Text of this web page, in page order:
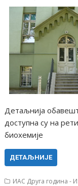
Детаљнија
доступна су
биохемије
ДЕТАЉНИЈЕ
ИАС Друга година -